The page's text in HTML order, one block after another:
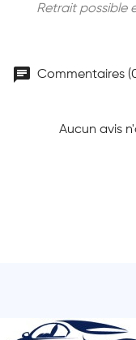
Retrait possible
chat Commentaires
Aucun avis